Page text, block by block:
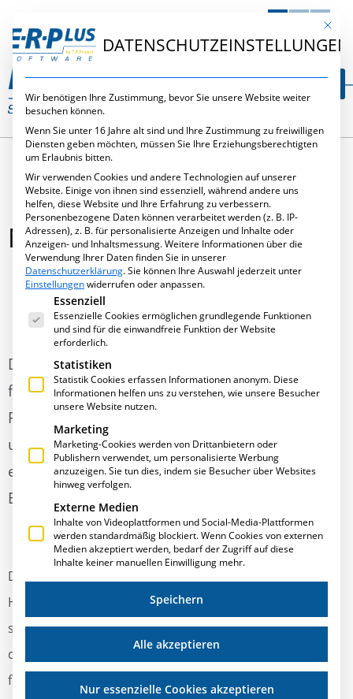
NL
NACH DER BAU MESSE
Januar 24, 2019
Die diesjährige BAU Messe in München stand
für uns ganz im Zeichen der Digitalisierung der
Prozesse im Metallbau und der Vorstellung
unserer neuen mobilen Lösungen, als optimal
ergänzende Werkzeuge für die Arbeit mit
E·R·Plus.
Die von unseren Kollegen, Herrn Peter Rausch und
Herrn Rupert Treffler, in einer Live-Bühnenpräsentation
sehr interessant, kurzweilig und unterhaltsam
dargestellten Neuigkeiten in diesem Bereich, haben wir
für Sie in dieser Aufzeichnung festgehalten.
Mit
DATENSCHUTZEINSTELLUNGEN
Wir benötigen Ihre Zustimmung, bevor Sie unsere Website weiter
besuchen können.
Wenn Sie unter 16 Jahre alt sind und Ihre Zustimmung zu freiwilligen
Diensten geben möchten, müssen Sie Ihre Erziehungsberechtigten
um Erlaubnis bitten.
Wir verwenden Cookies und andere Technologien auf unserer
Website. Einige von ihnen sind essenziell, während andere uns
helfen, diese Website und Ihre Erfahrung zu verbessern.
Personenbezogene Daten können verarbeitet werden (z. B. IP-
Adressen), z. B. für personalisierte Anzeigen und Inhalte oder
Anzeigen- und Inhaltsmessung.Weitere Informationen über die
Verwendung Ihrer Daten finden Sie in unserer
Datenschutzerklärung.Sie können Ihre Auswahl jederzeit unter
Einstellungenwiderrufen oder anpassen.
Es folgt eine Liste der Service-Gruppen, für die eine
Essenziell
Essenzielle Cookies ermöglichen grundlegende Funktionen
und sind für die einwandfreie Funktion der Website
erforderlich.
Statistiken
Statistik Cookies erfassen Informationen anonym. Diese
Informationen helfen uns zu verstehen, wie unsere Besucher
unsere Website nutzen.
Marketing
Marketing-Cookies werden von Drittanbietern oder
Publishern verwendet, um personalisierte Werbung
anzuzeigen. Sie tun dies, indem sie Besucher über Websites
hinweg verfolgen.
Externe Medien
Inhalte von Videoplattformen und Social-Media-Plattformen
werden standardmäßig blockiert. Wenn Cookies von externen
Medien akzeptiert werden, bedarf der Zugriff auf diese
Inhalte keiner manuellen Einwilligung mehr.
Speichern
Alle akzeptieren
Nur essenzielle Cookies akzeptieren